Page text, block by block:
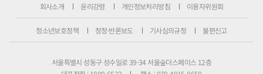
회사소개 윤리강령 개인정보처리방침 이용자위원회
청소년보호정책 정정·반론보도 기사심의규정 불편신고
서울특별시 성동구 성수일로 39-34 서울숲더스페이스 12층